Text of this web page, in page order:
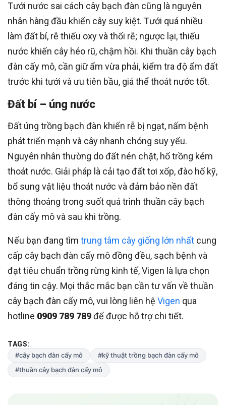
Tưới nước sai cách cây bạch đàn cũng là nguyên
nhân hàng đầu khiến cây suy kiệt. Tưới quá nhiều
làm đất bí, rễ thiếu oxy và thối rễ; ngược lại, thiếu
nước khiến cây héo rũ, chậm hồi. Khi thuần cây bạch
đàn cấy mô, cần giữ ẩm vừa phải, kiểm tra độ ẩm đất
trước khi tưới và ưu tiên bầu, giá thể thoát nước tốt.
Đất bí – úng nước
Đất úng trồng bạch đàn khiến rễ bị ngạt, nấm bệnh
phát triển mạnh và cây nhanh chóng suy yếu.
Nguyên nhân thường do đất nén chặt, hố trồng kém
thoát nước. Giải pháp là cải tạo đất tơi xốp, đào hố kỹ,
bổ sung vật liệu thoát nước và đảm bảo nền đất
thông thoáng trong suốt quá trình thuần cây bạch
đàn cấy mô và sau khi trồng.
Nếu bạn đang tìm trung tâm cây giống lớn nhất cung
cấp cây bạch đàn cấy mô đồng đều, sạch bệnh và
đạt tiêu chuẩn trồng rừng kinh tế, Vigen là lựa chọn
đáng tin cậy. Mọi thắc mắc bạn cần tư vấn về thuần
cây bạch đàn cấy mô, vui lòng liên hệ Vigen qua
hotline 0909 789 789để được hỗ trợ chi tiết.
TAGS:
#cây bạch đàn cấy mô
#kỹ thuật trồng bạch đàn cấy mô
#thuần cây bạch đàn cấy mô